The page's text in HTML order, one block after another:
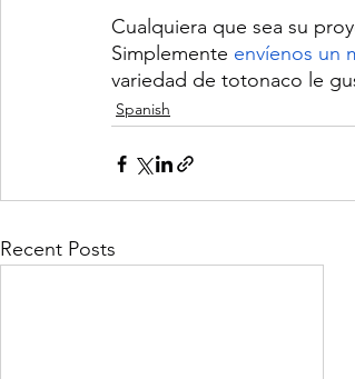
Cualquiera que sea su
Simplemente envíenos un
variedad de totonaco le
Spanish
Recent Posts